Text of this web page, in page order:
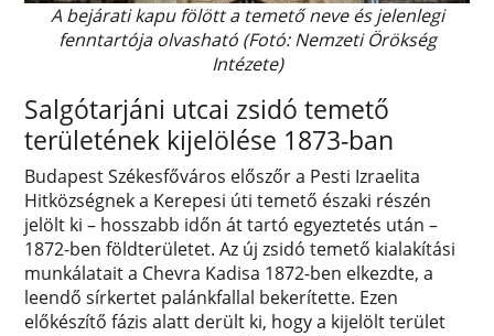
A bejárati kapu fölött a temető neve és jelenlegi
fenntartója olvasható (Fotó: Nemzeti Örökség
Intézete)
Salgótarjáni utcai zsidó temető
területének kijelölése 1873-ban
Budapest Székesfőváros előszőr a Pesti Izraelita
Hitközségnek a Kerepesi úti temető északi részén
jelölt ki – hosszabb időn át tartó egyeztetés után –
1872-ben földterületet. Az új zsidó temető kialakítási
munkálatait a Chevra Kadisa 1872-ben elkezdte, a
leendő sírkertet palánkfallal bekerítette. Ezen
előkészítő fázis alatt derült ki, hogy a kijelölt terület